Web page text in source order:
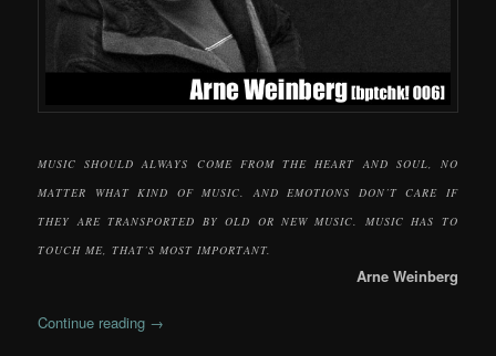
MUSIC SHOULD ALWAYS COME FROM THE HEART AND SOUL, NO
MATTER WHAT KIND OF MUSIC. AND EMOTIONS DON’T CARE IF
THEY ARE TRANSPORTED BY OLD OR NEW MUSIC. MUSIC HAS TO
TOUCH ME, THAT’S MOST IMPORTANT.
Arne Weinberg
Continue reading →